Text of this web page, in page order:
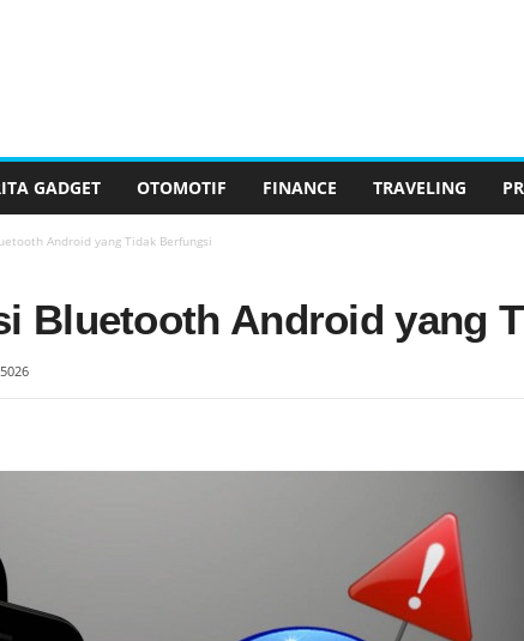
GADGET OTOMOTIF FINANCE TRAVELING
Android yang Tidak Berfungsi
Bluetooth Android yang
5026